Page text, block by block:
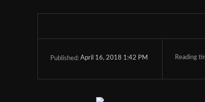
Published: April 16, 2018 1:42 PM Reading